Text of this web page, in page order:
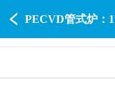
PECVD管式炉：